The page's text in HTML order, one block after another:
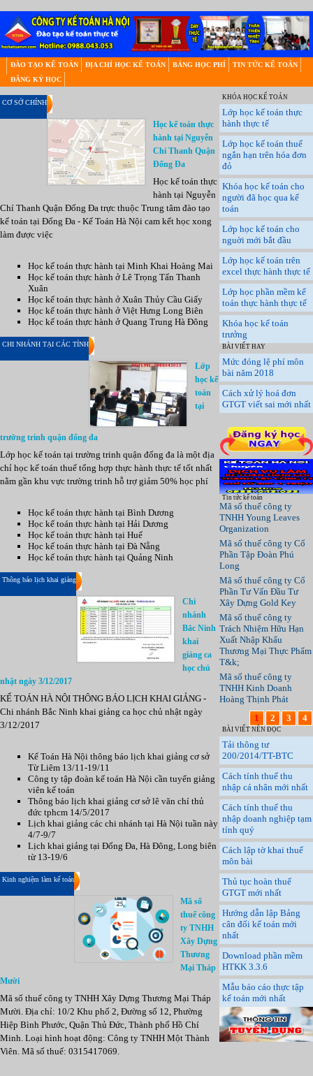
ĐÀO TẠO KẾ TOÁN ĐỊA CHỈ HỌC KẾ TOÁN BẢNG HỌC PHÍ
TIN TỨC KẾ TOÁN
ĐĂNG KÝ HỌC
CƠ SỞ CHÍNH
Học kế toán thực
hành tại Nguyễn
Chí Thanh Quận
Đống Đa
Học kế toán thực
hành tại Nguyễn
Chí Thanh Quận Đống Đa trực thuộc Trung tâm đào tạo
kế toán tại Đống Đa - Kế Toán Hà Nội cam kết học xong
làm được việc
Học kế toán thực hành tại Minh Khai Hoàng Mai
Học kế toán thực hành ở Lê Trọng Tấn Thanh
Xuân
Học kế toán thực hành ở Xuân Thủy Cầu Giấy
Học kế toán thực hành ở Việt Hưng Long Biên
Học kế toán thực hành ở Quang Trung Hà Đông
CHI NHÁNH TẠI CÁC TỈNH
Lớp
học kế
toán
tại
trường trinh quận đống đa
Lớp học kế toán tại trường trinh quận đống đa là một địa
chỉ học kế toán thuế tổng hợp thực hành thực tế tốt nhất
nằm gần khu vực trường trinh hỗ trợ giảm 50% học phí
Học kế toán thực hành tại Bình Dương
Học kế toán thực hành tại Hải Dương
Học kế toán thực hành tại Huế
Học kế toán thực hành tại Đà Nẵng
Học kế toán thực hành tại Quảng Ninh
Thông báo lịch khai giảng
Chi
nhánh
Bắc Ninh
khai
giảng ca
học chủ
nhật ngày 3/12/2017
KẾ TOÁN HÀ NỘI THÔNG BÁO LỊCH KHAI GIẢNG -
Chi nhánh Bắc Ninh khai giảng ca học chủ nhật ngày
3/12/2017
Kế Toán Hà Nội thông báo lịch khai giảng cơ sở
Từ Liêm 13/11-19/11
Công ty tập đoàn kế toán Hà Nội cần tuyển giảng
viên kế toán
Thông báo lịch khai giảng cơ sở lê văn chí thủ
đức tphcm 14/5/2017
Lịch khai giảng các chi nhánh tại Hà Nội tuần này
4/7-9/7
Lịch khai giảng tại Đống Đa, Hà Đông, Long biên
từ 13-19/6
Kinh nghiệm làm kế toán
Mã số
thuế công
ty TNHH
Xây Dựng
Thương
Mại Tháp
Mười
Mã số thuế công ty TNHH Xây Dựng Thương Mại Tháp
Mười. Địa chỉ: 10/2 Khu phố 2, Đường số 12, Phường
Hiệp Bình Phước, Quận Thủ Đức, Thành phố Hồ Chí
Minh. Loại hình hoạt động: Công ty TNHH Một Thành
Viên. Mã số thuế: 0315417069.
KHÓA HỌC KẾ TOÁN
Lớp học kế toán thực
hành thực tế
Lớp học kế toán thuế
ngắn hạn trên hóa đơn
đỏ
Khóa học kế toán cho
người đã học qua kế
toán
Lớp học kế toán cho
nguời mới bắt đầu
Lớp học kế toán trên
excel thực hành thực tế
Lớp học phần mềm kế
toán thực hành thực tế
Khóa học kế toán
trưởng
BÀI VIẾT HAY
Mức đóng lệ phí môn
bài năm 2018
Cách xử lý hoá đơn
GTGT viết sai mới nhất
Tin tức kế toán
Mã số thuế công ty
TNHH Young Leaves
Organization
Mã số thuế công ty Cổ
Phần Tập Đoàn Phú
Long
Mã số thuế công ty Cổ
Phần Tư Vấn Đầu Tư
Xây Dựng Gold Key
Mã số thuế công ty
Trách Nhiệm Hữu Hạn
Xuất Nhập Khẩu
Thương Mại Thực Phẩm
T&k;
Mã số thuế công ty
TNHH Kinh Doanh
Hoàng Thịnh Phát
1
2 3 4
BÀI VIẾT NÊN ĐỌC
Tải thông tư
200/2014/TT-BTC
Cách tính thuế thu
nhập cá nhân mới nhất
Cách tính thuế thu
nhập doanh nghiệp tạm
tính quý
Cách lập tờ khai thuế
môn bài
Thủ tục hoàn thuế
GTGT mới nhất
Hướng dẫn lập Bảng
cân đối kế toán mới
nhất
Download phần mềm
HTKK 3.3.6
Mẫu báo cáo thực tập
kế toán mới nhất